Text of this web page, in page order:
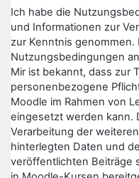
Ich habe die
und Informationen zur
zur Kenntnis genommen.
Nutzungsbedingungen
Mir ist bekannt, dass zur
personenbezogene
Moodle im Rahmen von
eingesetzt werden kann.
Verarbeitung der
hinterlegten Daten und
veröffentlichten Beiträge